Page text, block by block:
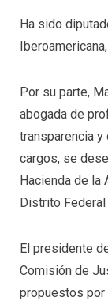
Ha sido
Por su parte,
abogada de
transparencia y
cargos, se
Hacienda de la
Distrito
El presidente
Comisión de
propuestos por